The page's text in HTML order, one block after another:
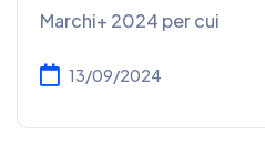
Marchi+ 2024 per cui
13/09/2024